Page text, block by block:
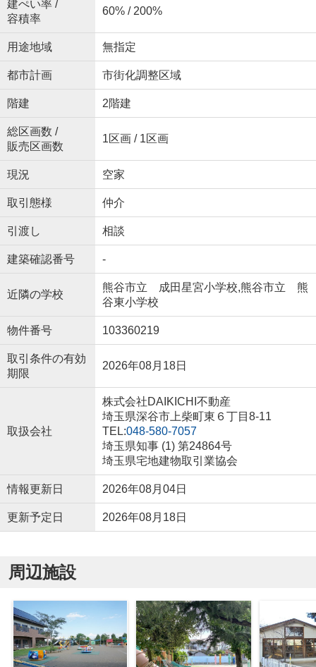
建ぺい率 /
容積率
60% / 200%
用途地域 無指定
都市計画 市街化調整区域
階建 2階建
総区画数 /
販売区画数
1区画 / 1区画
現況 空家
取引態様 仲介
引渡し 相談
建築確認番号 -
近隣の学校
熊谷市立 成田星宮小学校,熊谷市立 熊
谷東小学校
物件番号 103360219
取引条件の有効
期限
2026年08月18日
取扱会社
株式会社DAIKICHI不動産
埼玉県深谷市上柴町東６丁目8-11
TEL:048-580-7057
埼玉県知事 (1) 第24864号
埼玉県宅地建物取引業協会
情報更新日 2026年08月04日
更新予定日 2026年08月18日
周辺施設